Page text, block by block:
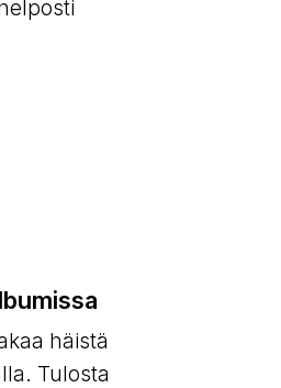
häistä
Tulosta